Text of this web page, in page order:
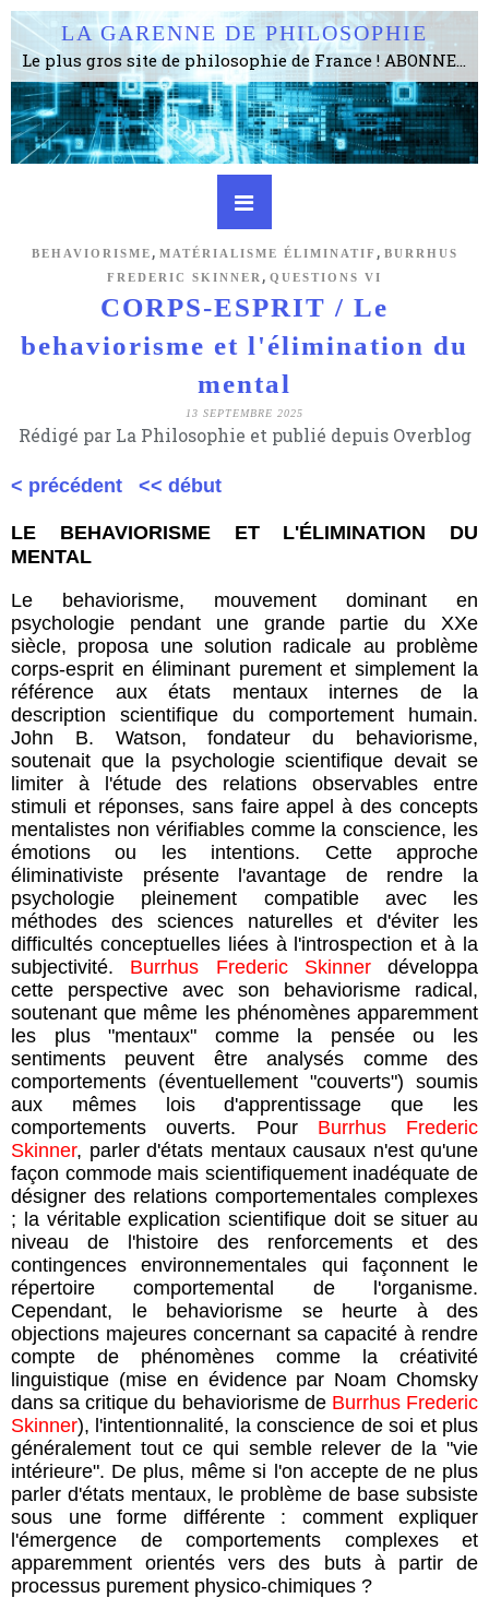
LA GARENNE DE PHILOSOPHIE
Le plus gros site de philosophie de France ! ABONNEZ-VOUS ! 4115 Articles, 1634 abonné·e·s, depuis 2006 . . . . . . . . 2 852 214 pages vues jusqu'à présent. Prestance et être apte à un plus grand nombre de choses.
BEHAVIORISME , MATÉRIALISME ÉLIMINATIF , BURRHUS
FREDERIC SKINNER , QUESTIONS VI
CORPS-ESPRIT / Le
behaviorisme et l'élimination du
mental
13 SEPTEMBRE 2025
Rédigé par La Philosophie et publié depuis Overblog
< précédent << début
LE BEHAVIORISME ET L'ÉLIMINATION DU
MENTAL
Le behaviorisme, mouvement dominant en
psychologie pendant une grande partie du XXe
siècle, proposa une solution radicale au problème
corps-esprit en éliminant purement et simplement la
référence aux états mentaux internes de la
description scientifique du comportement humain.
John B. Watson, fondateur du behaviorisme,
soutenait que la psychologie scientifique devait se
limiter à l'étude des relations observables entre
stimuli et réponses, sans faire appel à des concepts
mentalistes non vérifiables comme la conscience, les
émotions ou les intentions. Cette approche
éliminativiste présente l'avantage de rendre la
psychologie pleinement compatible avec les
méthodes des sciences naturelles et d'éviter les
difficultés conceptuelles liées à l'introspection et à la
subjectivité. Burrhus Frederic Skinnerdéveloppa
cette perspective avec son behaviorisme radical,
soutenant que même les phénomènes apparemment
les plus "mentaux" comme la pensée ou les
sentiments peuvent être analysés comme des
comportements (éventuellement "couverts") soumis
aux mêmes lois d'apprentissage que les
comportements ouverts. Pour Burrhus Frederic
Skinner, parler d'états mentaux causaux n'est qu'une
façon commode mais scientifiquement inadéquate de
désigner des relations comportementales complexes
; la véritable explication scientifique doit se situer au
niveau de l'histoire des renforcements et des
contingences environnementales qui façonnent le
répertoire comportemental de l'organisme.
Cependant, le behaviorisme se heurte à des
objections majeures concernant sa capacité à rendre
compte de phénomènes comme la créativité
linguistique (mise en évidence par Noam Chomsky
dans sa critique du behaviorisme de Burrhus Frederic
Skinner), l'intentionnalité, la conscience de soi et plus
généralement tout ce qui semble relever de la "vie
intérieure". De plus, même si l'on accepte de ne plus
parler d'états mentaux, le problème de base subsiste
sous une forme différente : comment expliquer
l'émergence de comportements complexes et
apparemment orientés vers des buts à partir de
processus purement physico-chimiques ?